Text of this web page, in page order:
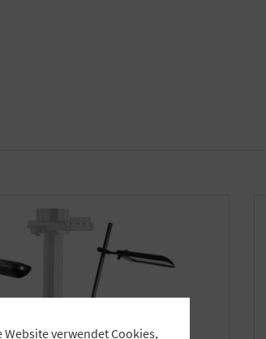
Website verwendet Cookies,